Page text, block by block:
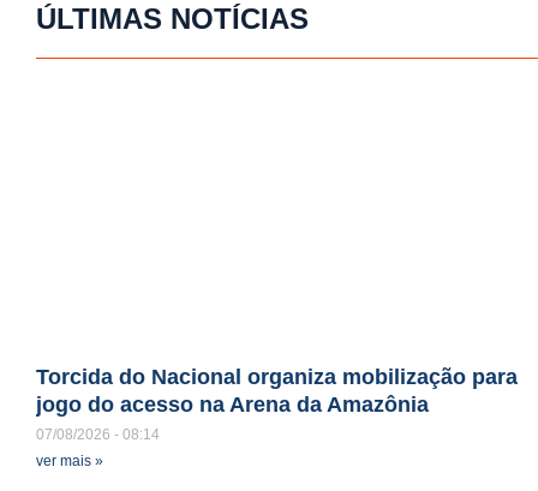
ÚLTIMAS NOTÍCIAS
Torcida do Nacional organiza mobilização para
jogo do acesso na Arena da Amazônia
07/08/2026
08:14
ver mais »